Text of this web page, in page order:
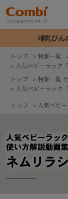
哺乳びん
トップ > 特集一覧
> 人気ベビーラック
トップ
> 特集一覧
> 人気ベビーラック
トップ > 人気ベビ